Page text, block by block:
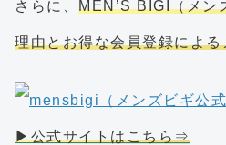
さらに、 MEN’S BIGI（メン
理由とお得な会員登録による
▶公式サイトはこちら⇒